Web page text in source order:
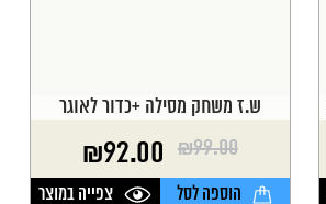
ש.ז משחק מסילה +כדור לאוגר
₪99.00
המחיר
המקורי
₪92.00
המחיר
הנוכחי
הוספה לסל צפייה במוצר